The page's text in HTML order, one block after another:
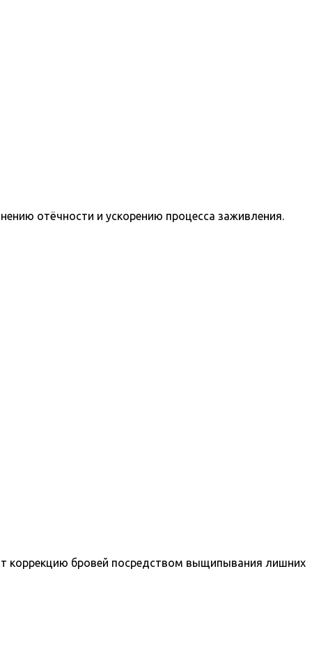
отёчности и ускорению процесса заживления.
коррекцию бровей посредством выщипывания лишних